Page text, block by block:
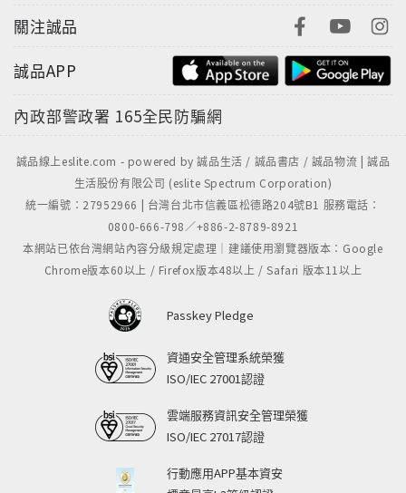
愛情轉移／陳奕迅（電影“愛情呼叫轉移”主題曲）
旋律／林宇中
我不想忘記你 ／ 郭靜 （Claire）
老婆 ／ S.H.E
離開地球表面 ／ 五月天
私奔到月球 ／ 五月天＆陳綺貞
落葉歸根 ／ 王力宏
不能說的秘密 ／ 周杰倫
喜歡 ／ 張懸
關注誠品
誠品APP
內政部警政署 165全民防騙網
誠品線上eslite.com - powered by 誠品生活 / 誠品書店 / 誠品物流 | 誠品
生活股份有限公司 (eslite Spectrum Corporation)
統一編號：27952966 | 台灣台北市信義區松德路204號B1 服務電話：
0800-666-798／+886-2-8789-8921
本網站已依台灣網站內容分級規定處理｜建議使用瀏覽器版本：Google
Chrome版本60以上 / Firefox版本48以上 / Safari 版本11以上
Passkey Pledge
資通安全管理系統榮獲
ISO/IEC 27001認證
雲端服務資訊安全管理榮獲
ISO/IEC 27017認證
行動應用APP基本資安